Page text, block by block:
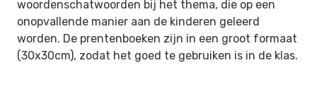
woordenschatwoorden bij het thema, die op een
onopvallende manier aan de kinderen geleerd
worden. De prentenboeken zijn in een groot formaat
(30x30cm), zodat het goed te gebruiken is in de klas.